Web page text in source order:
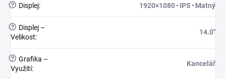
? Displej: 1920×1080 • IPS • Matný
?
Displej –
Velikost:
14.0"
? Grafika –
Využití:
Kancelář